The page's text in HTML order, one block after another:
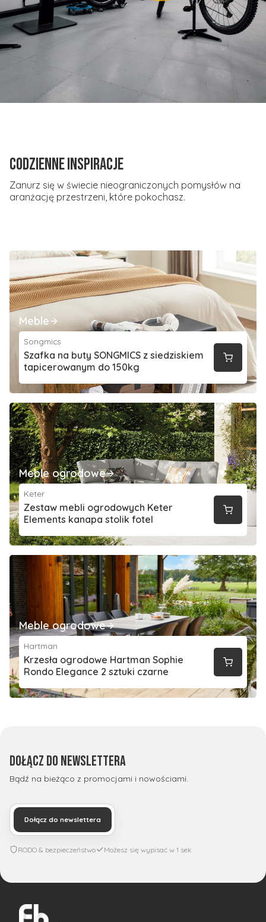
Codzienne inspiracje
Zanurz się w świecie nieograniczonych pomysłów na
aranżację przestrzeni, które pokochasz.
Meble
Songmics
Szafka na buty SONGMICS z siedziskiem
tapicerowanym do 150kg
Meble ogrodowe
Keter
Zestaw mebli ogrodowych Keter
Elements kanapa stolik fotel
Meble ogrodowe
Hartman
Krzesła ogrodowe Hartman Sophie
Rondo Elegance 2 sztuki czarne
Dołącz do newslettera
Bądź na bieżąco z promocjami i nowościami.
Dołącz do newslettera
RODO & bezpieczeństwo Możesz się wypisać w 1 sek